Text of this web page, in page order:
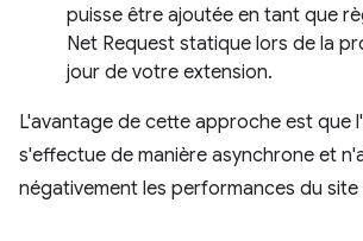
puisse être ajoutée en tant que
Net Request statique lors de la
jour de votre extension.
L'avantage de cette approche est que
s'effectue de manière asynchrone et
négativement les performances du site